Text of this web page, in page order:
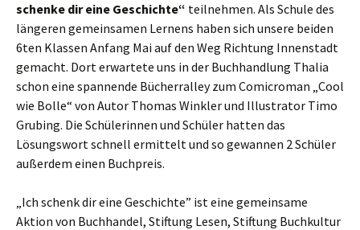
schenke dir eine Geschichte“ teilnehmen. Als Schule des
längeren gemeinsamen Lernens haben sich unsere beiden
6ten Klassen Anfang Mai auf den Weg Richtung Innenstadt
gemacht. Dort erwartete uns in der Buchhandlung Thalia
schon eine spannende Bücherralley zum Comicroman „Cool
wie Bolle“ von Autor Thomas Winkler und Illustrator Timo
Grubing. Die Schülerinnen und Schüler hatten das
Lösungswort schnell ermittelt und so gewannen 2 Schüler
außerdem einen Buchpreis.
„Ich schenk dir eine Geschichte” ist eine gemeinsame
Aktion von Buchhandel, Stiftung Lesen, Stiftung Buchkultur